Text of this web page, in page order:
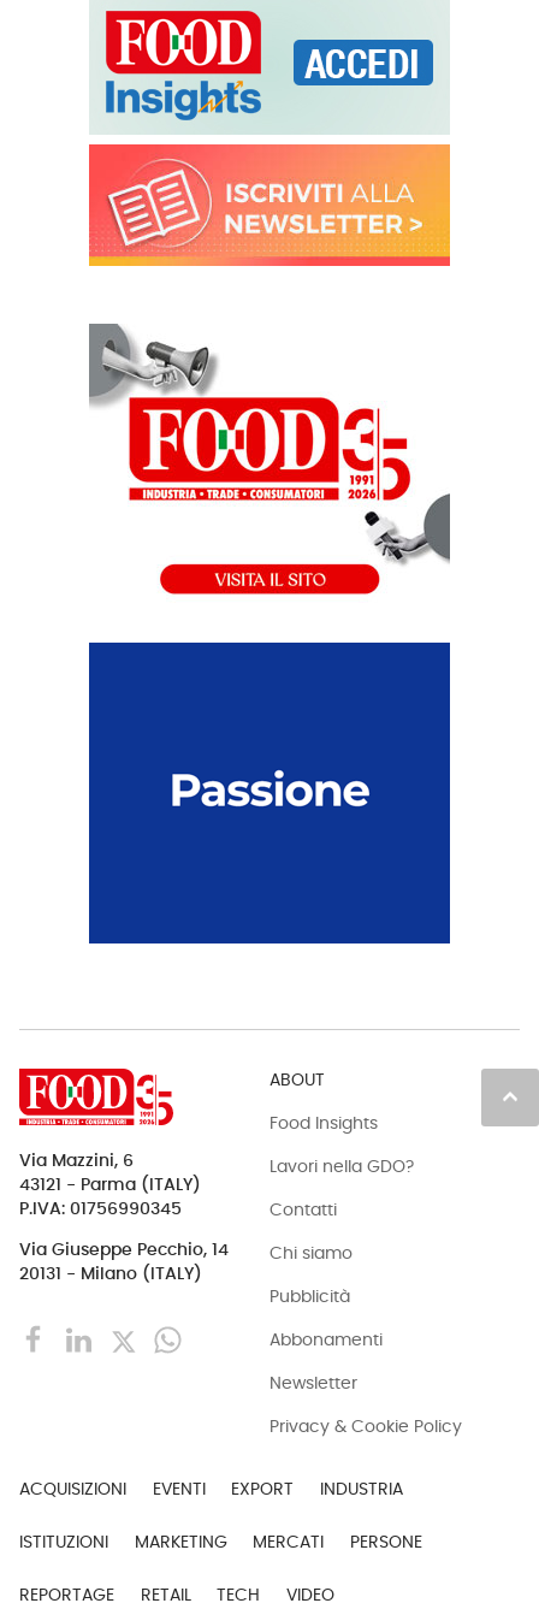
keyboard_arrow_up
Via Mazzini, 6
43121 - Parma (ITALY)
P.IVA: 01756990345
Via Giuseppe Pecchio, 14
20131 - Milano (ITALY)
ABOUT
Food Insights
Lavori nella GDO?
Contatti
Chi siamo
Pubblicità
Abbonamenti
Newsletter
Privacy & Cookie Policy
ACQUISIZIONI EVENTI EXPORT INDUSTRIA
ISTITUZIONI MARKETING MERCATI PERSONE
REPORTAGE RETAIL TECH VIDEO